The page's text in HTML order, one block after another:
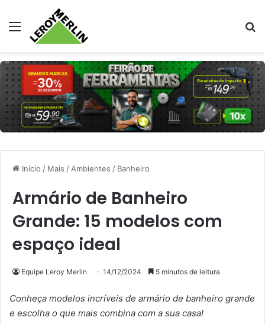
Menu
Início / Mais /Ambientes / Banheiro
Armário de Banheiro
Grande: 15 modelos com
espaço ideal
Equipe Leroy Merlin 14/12/2024 5 minutos de leitura
Conheça modelos incríveis de armário de banheiro grande
e escolha o que mais combina com a sua casa!